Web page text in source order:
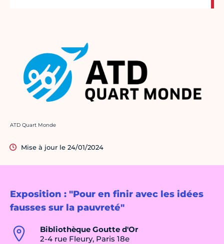
Exposition : "Pour en finir avec les idées
fausses sur la pauvreté"
Bibliothèque Goutte d'Or
2-4 rue Fleury, Paris 18e
Crédit photo :
ATD Quart Monde
Mise à jour le 24/01/2024